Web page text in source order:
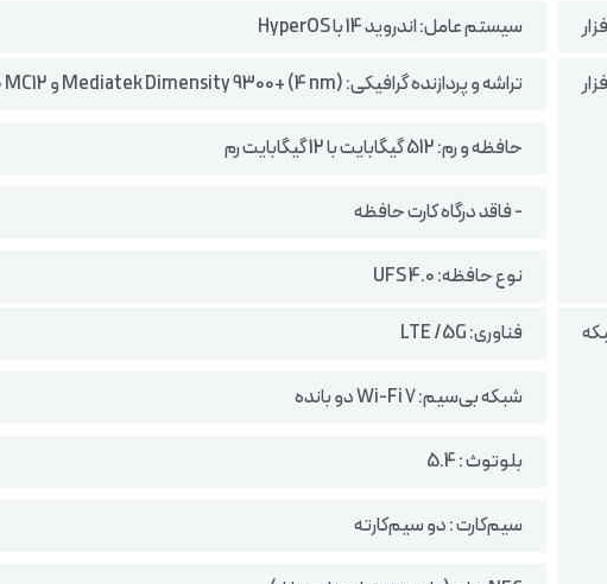
سیستم ‌عامل: اندروید 14 با HyperOS
تراشه و پردازنده گرافیکی: Mediatek Dimensity 9300+ (4 nm) و Immortalis-G720 MC12
حافظه و رم: 512 گیگابایت با 12 گیگابایت رم
- فاقد درگاه کارت حافظه
نوع حافظه: UFS 4.0
فناوری: LTE /5G
شبکه بی‌سیم: Wi-Fi 7 دو بانده
بلوتوث : 5.4
سیم‌کارت : دو سیم‌کارته